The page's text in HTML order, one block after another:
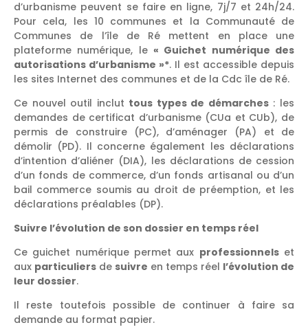
d’urbanisme peuvent se faire en ligne, 7j/7 et 24h/24.
Pour cela, les 10 communes et la Communauté de
Communes de l’île de Ré mettent en place une
plateforme numérique, le « Guichet numérique des
autorisations d’urbanisme »*. Il est accessible depuis
les sites Internet des communes et de la Cdc île de Ré.
Ce nouvel outil inclut tous types de démarches: les
demandes de certificat d’urbanisme (CUa et CUb), de
permis de construire (PC), d’aménager (PA) et de
démolir (PD). Il concerne également les déclarations
d’intention d’aliéner (DIA), les déclarations de cession
d’un fonds de commerce, d’un fonds artisanal ou d’un
bail commerce soumis au droit de préemption, et les
déclarations préalables (DP).
Suivre l’évolution de son dossier en temps réel
Ce guichet numérique permet aux professionnelset
aux particuliers de suivre en temps réel l’évolution de
leur dossier.
Il reste toutefois possible de continuer à faire sa
demande au format papier.